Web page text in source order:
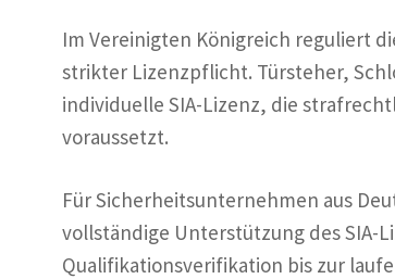
Im Vereinigten Königreich reguliert
strikter Lizenzpflicht. Türsteher,
individuelle SIA-Lizenz, die
voraussetzt.
Für Sicherheitsunternehmen aus
vollständige Unterstützung des SIA-
Qualifikationsverifikation bis zur